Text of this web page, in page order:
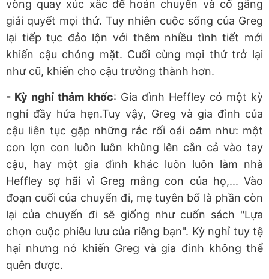
vòng quay xúc xắc để hoán chuyển và cố gắng
giải quyết mọi thứ. Tuy nhiên cuộc sống của Greg
lại tiếp tục đảo lộn với thêm nhiều tình tiết mới
khiến cậu chóng mặt. Cuối cùng mọi thứ trở lại
như cũ, khiến cho cậu trưởng thành hơn.
- Kỳ nghỉ thảm khốc: Gia đình Heffley có một kỳ
nghỉ đầy hứa hẹn.Tuy vậy, Greg và gia đình của
cậu liên tục gặp những rắc rối oái oăm như: một
con lợn con luôn luôn khùng lên cắn cả vào tay
cậu, hay một gia đình khác luôn luôn làm nhà
Heffley sợ hãi vì Greg mắng con của họ,... Vào
đoạn cuối của chuyến đi, mẹ tuyên bố là phần còn
lại của chuyến đi sẽ giống như cuốn sách "Lựa
chọn cuộc phiêu lưu của riêng bạn". Kỳ nghỉ tuy tệ
hại nhưng nó khiến Greg và gia đình không thể
quên được.